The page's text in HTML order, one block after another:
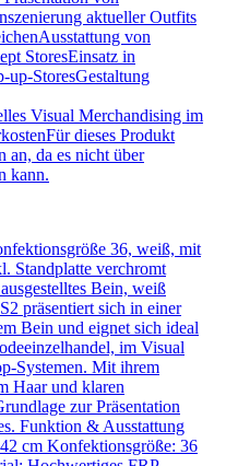
aktueller Outfits
von
StoresEinsatz in
up-StoresGestaltung
Visual Merchandising im
dieses Produkt
an, da es nicht über
kann.
Bein, weiß
präsentiert sich in einer
Bein und eignet sich ideal
im Visual
Systemen. Mit ihrem
Haar und klaren
zur Präsentation
Funktion & Ausstattung
cm Konfektionsgröße: 36